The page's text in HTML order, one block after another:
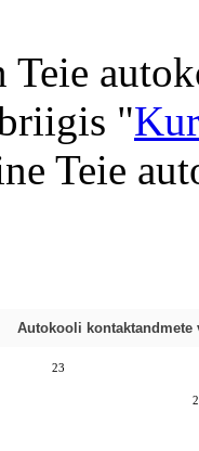
"
Teie
Autokooli
23